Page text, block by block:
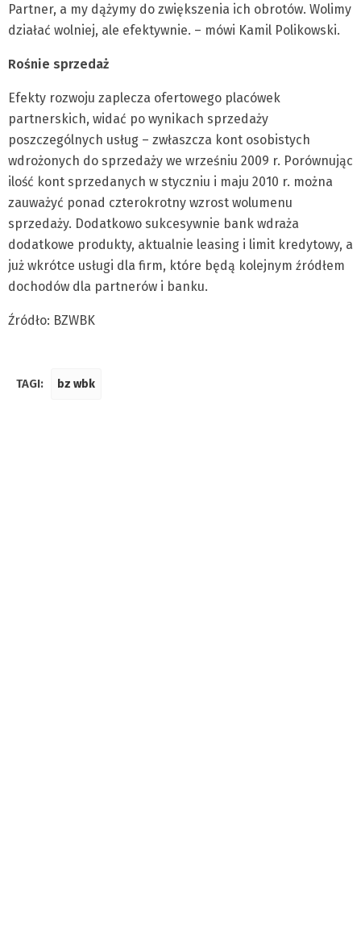
Partner, a my dążymy do zwiększenia ich obrotów. Wolimy
działać wolniej, ale efektywnie. – mówi Kamil Polikowski.
Rośnie sprzedaż
Efekty rozwoju zaplecza ofertowego placówek
partnerskich, widać po wynikach sprzedaży
poszczególnych usług – zwłaszcza kont osobistych
wdrożonych do sprzedaży we wrześniu 2009 r. Porównując
ilość kont sprzedanych w styczniu i maju 2010 r. można
zauważyć ponad czterokrotny wzrost wolumenu
sprzedaży. Dodatkowo sukcesywnie bank wdraża
dodatkowe produkty, aktualnie leasing i limit kredytowy, a
już wkrótce usługi dla firm, które będą kolejnym źródłem
dochodów dla partnerów i banku.
Źródło: BZWBK
TAGI: bz wbk